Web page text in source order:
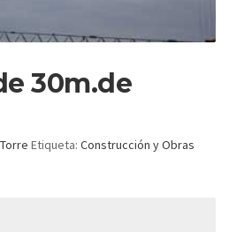
30m.de
Etiqueta: Construcción y Obras